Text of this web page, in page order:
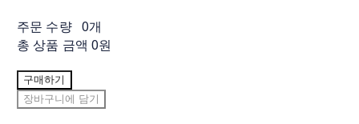
주문 수량 0개
총 상품 금액 0원
구매하기
장바구니에 담기